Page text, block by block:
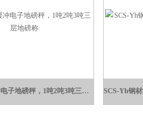
SCS-YHH缓冲电子地磅秤，1吨2吨3吨三层地磅称